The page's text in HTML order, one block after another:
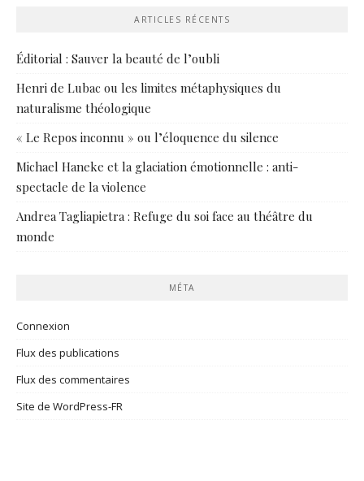
ARTICLES RÉCENTS
Éditorial : Sauver la beauté de l’oubli
Henri de Lubac ou les limites métaphysiques du
naturalisme théologique
« Le Repos inconnu » ou l’éloquence du silence
Michael Haneke et la glaciation émotionnelle : anti-
spectacle de la violence
Andrea Tagliapietra : Refuge du soi face au théâtre du
monde
MÉTA
Connexion
Flux des publications
Flux des commentaires
Site de WordPress-FR